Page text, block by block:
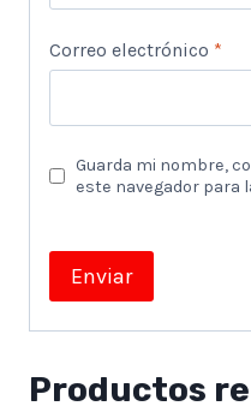
Correo electrónico *
Guarda mi nombre,
este navegador para
Productos